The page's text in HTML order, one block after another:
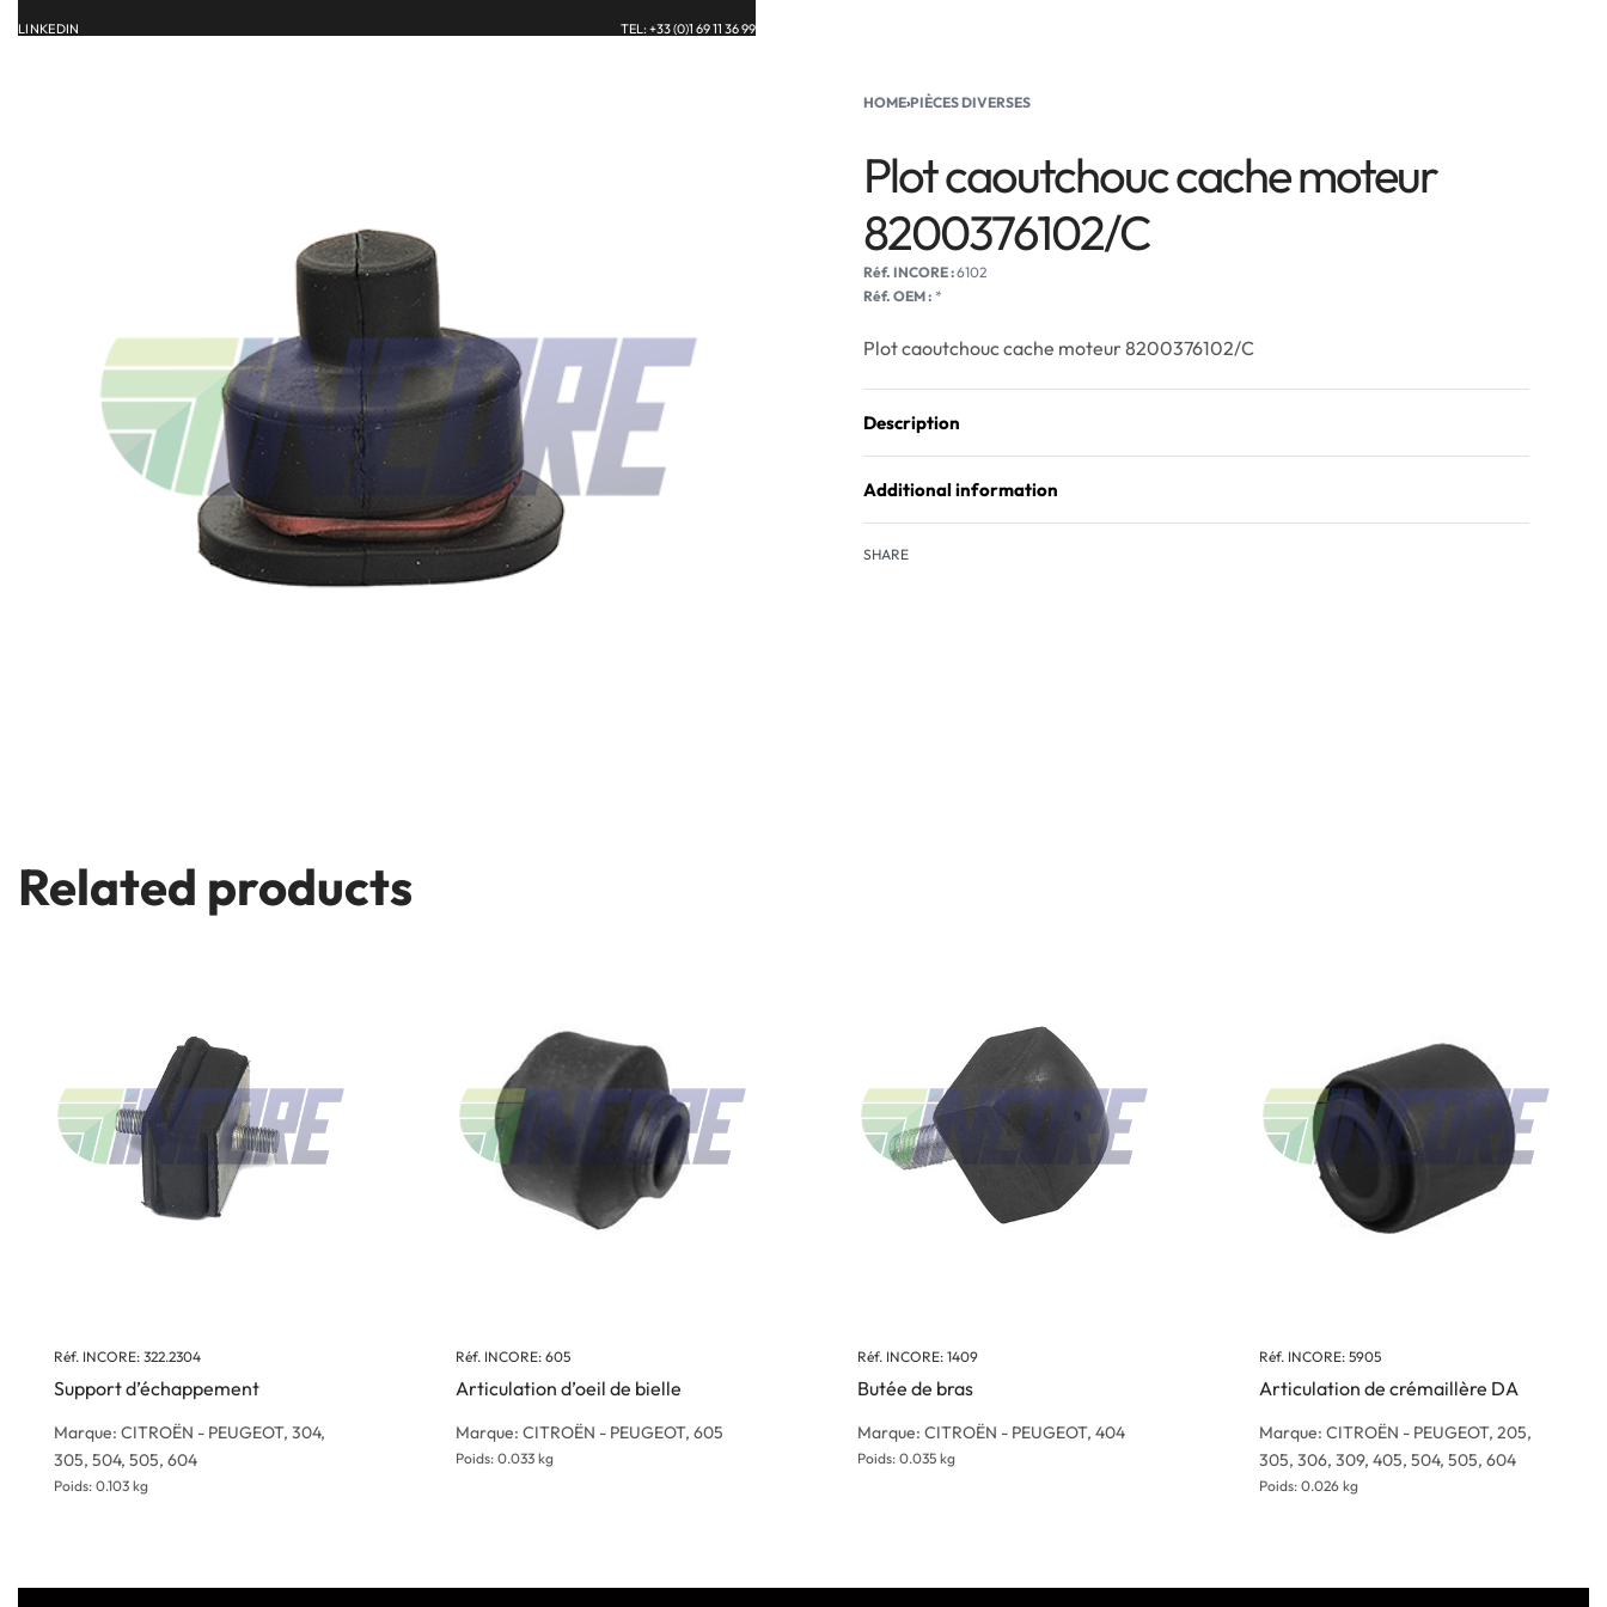
LINKEDIN TEL: +33 (0)1 69 11 36 99
HOME›PIÈCES DIVERSES
Plot caoutchouc cache moteur
8200376102/C
6102
Réf. OEM : *
Plot caoutchouc cache moteur 8200376102/C
Description
Additional information
SHARE
Related products
Réf. INCORE: 322.2304
Support d’échappement
Marque: CITROËN - PEUGEOT, 304,
305, 504, 505, 604
Poids: 0.103 kg
Réf. INCORE: 605
Articulation d’oeil de bielle
Marque: CITROËN - PEUGEOT, 605
Poids: 0.033 kg
Réf. INCORE: 1409
Butée de bras
Marque: CITROËN - PEUGEOT, 404
Poids: 0.035 kg
Réf. INCORE: 5905
Articulation de crémaillère DA
Marque: CITROËN - PEUGEOT, 205,
305, 306, 309, 405, 504, 505, 604
Poids: 0.026 kg